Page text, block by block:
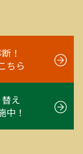
！
ちら
え
中！